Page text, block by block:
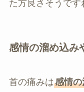
た方良さそうです
感情の溜め込み
首の痛みは感情